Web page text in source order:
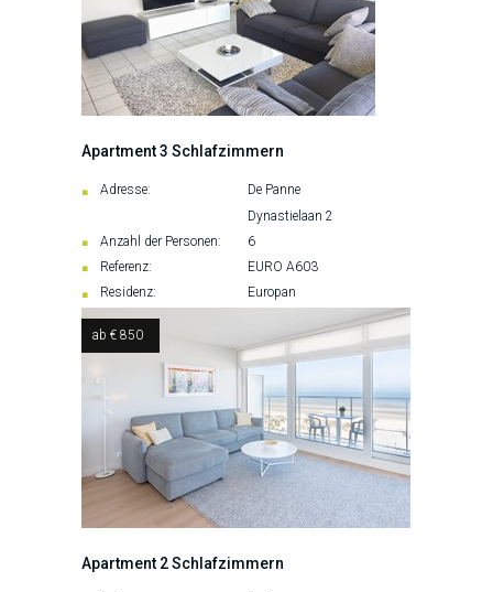
Apartment 3 Schlafzimmern
Adresse:
De Panne
Dynastielaan 2
Anzahl der Personen:
6
Referenz:
EURO A603
Residenz:
Europan
ab € 850
Apartment 2 Schlafzimmern